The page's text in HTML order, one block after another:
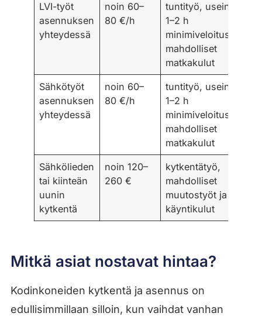
LVI-työt
asennuksen
yhteydessä
noin 60–
80 €/h
tuntityö, usein
1–2 h
minimiveloitus,
mahdolliset
matkakulut
Sähkötyöt
asennuksen
yhteydessä
noin 60–
80 €/h
tuntityö, usein
1–2 h
minimiveloitus,
mahdolliset
matkakulut
Sähkölieden
tai kiinteän
uunin
kytkentä
noin 120–
260 €
kytkentätyö,
mahdolliset
muutostyöt ja
käyntikulut
Mitkä asiat nostavat hintaa?
Kodinkoneiden kytkentä ja asennus on
edullisimmillaan silloin, kun vaihdat vanhan